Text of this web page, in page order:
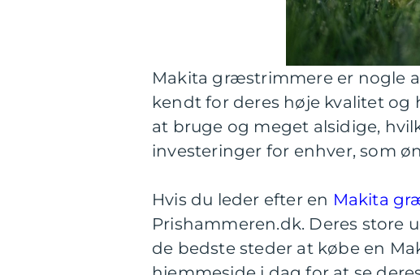
Makita græstrimmere er nogle
kendt for deres høje kvalitet
at bruge og meget alsidige,
investeringer for enhver, som
Hvis du leder efter en Makita
Prishammeren.dk. Deres store
de bedste steder at købe en